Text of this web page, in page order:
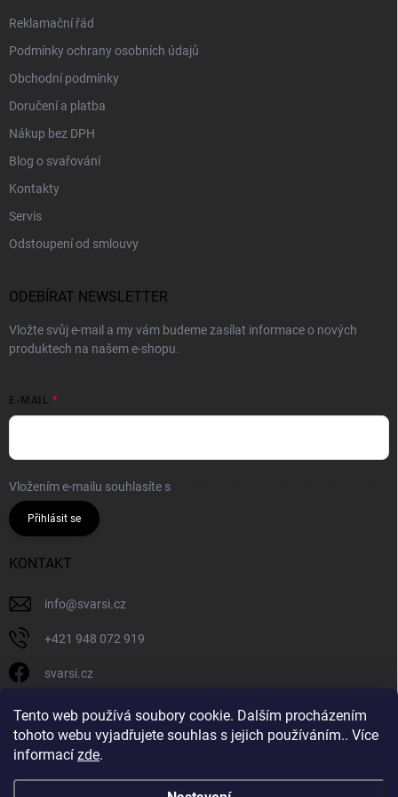
Tento web používá soubory cookie. Dalším procházením
tohoto webu vyjadřujete souhlas s jejich používáním.. Více
informací zde.
Reklamační řád
Podmínky ochrany osobních údajů
Obchodní podmínky
Doručení a platba
Nákup bez DPH
Blog o svařování
Kontakty
Servis
Odstoupení od smlouvy
ODEBÍRAT NEWSLETTER
Vložte svůj e-mail a my vám budeme zasílat informace o nových
produktech na našem e-shopu.
E-MAIL
Vložením e-mailu souhlasíte s
Přihlásit se
KONTAKT
info@svarsi.cz
+421 948 072 919
svarsi.cz
svarsi.cz